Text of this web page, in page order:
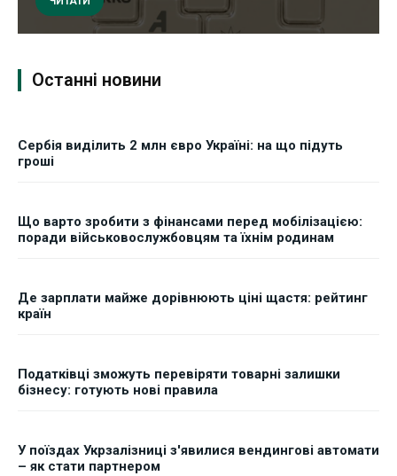
Останні новини
Сербія виділить 2 млн євро Україні: на що підуть
гроші
Що варто зробити з фінансами перед мобілізацією:
поради військовослужбовцям та їхнім родинам
Де зарплати майже дорівнюють ціні щастя: рейтинг
країн
Податківці зможуть перевіряти товарні залишки
бізнесу: готують нові правила
У поїздах Укрзалізниці з'явилися вендингові автомати
– як стати партнером